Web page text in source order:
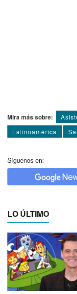
Mira más sobre:
Latinoamérica
Síguenos en:
LO ÚLTIMO